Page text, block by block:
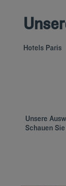
Hotels Paris
Unsere
Schauen